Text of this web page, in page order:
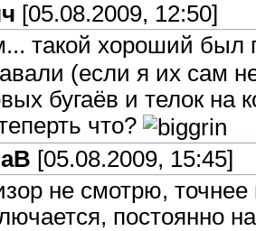
[05.08.2009, 12:50]
такой хороший был
(если я их сам
бугаёв и телок на
что?
[05.08.2009, 15:45]
не смотрю,
постоянно